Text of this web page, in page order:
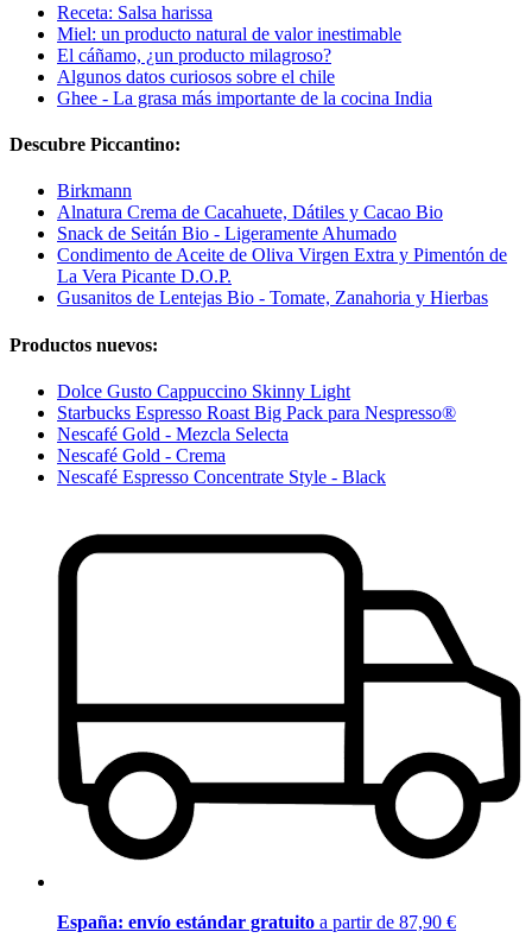
Receta: Salsa harissa
Miel: un producto natural de valor inestimable
El cáñamo, ¿un producto milagroso?
Algunos datos curiosos sobre el chile
Ghee - La grasa más importante de la cocina India
Descubre Piccantino:
Birkmann
Alnatura Crema de Cacahuete, Dátiles y Cacao Bio
Snack de Seitán Bio - Ligeramente Ahumado
Condimento de Aceite de Oliva Virgen Extra y Pimentón de
La Vera Picante D.O.P.
Gusanitos de Lentejas Bio - Tomate, Zanahoria y Hierbas
Productos nuevos:
Dolce Gusto Cappuccino Skinny Light
Starbucks Espresso Roast Big Pack para Nespresso®
Nescafé Gold - Mezcla Selecta
Nescafé Gold - Crema
Nescafé Espresso Concentrate Style - Black
España: envío estándar gratuito a partir de 87,90 €